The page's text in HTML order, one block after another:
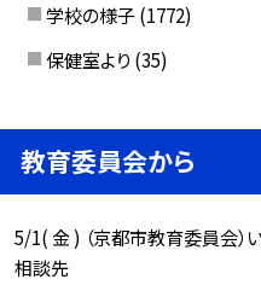
学校の様子 (1772)
保健室より (35)
教育委員会から
5/1( 金 ) （京都市教育委員会）
相談先